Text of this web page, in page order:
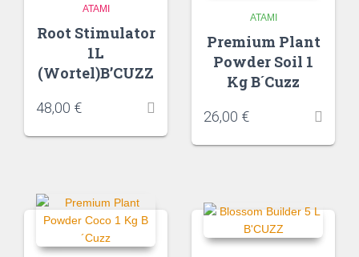
ATAMI
Root Stimulator
1L
(Wortel)B’CUZZ
48,00 €
ATAMI
Premium Plant
Powder Soil 1
Kg B´Cuzz
26,00 €